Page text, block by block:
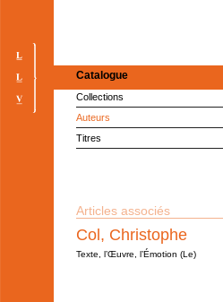
Catalogue
Collections
Auteurs
Titres
Articles associés
Col, Christophe
Texte, l’Œuvre, l’Émotion (Le)